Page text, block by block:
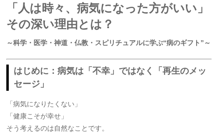
「人は時々、病気になった方がいい」
その深い理由とは？
～科学・医学・神道・仏教・スピリチュアルに学ぶ“病のギフト”～
はじめに：病気は「不幸」ではなく「再生のメッ
セージ」
「病気になりたくない」
「健康こそが幸せ」
そう考えるのは自然なことです。